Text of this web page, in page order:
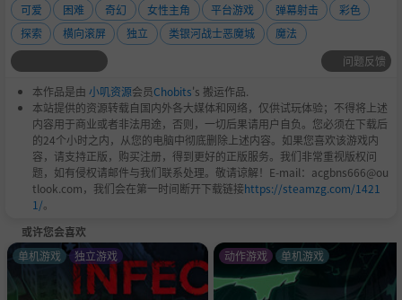
可爱
困难 奇幻 女性主角 平台游戏 弹幕射击
彩色
探索
横向滚屏 独立 类银河战士恶魔城
魔法
问题反馈
本作品是由 小叽资源会员Chobits's 搬运作品.
本站提供的资源转载自国内外各大媒体和网络，仅供试玩体验；不得将上述
内容用于商业或者非法用途，否则，一切后果请用户自负。您必须在下载后
的24个小时之内，从您的电脑中彻底删除上述内容。如果您喜欢该游戏内
容，请支持正版，购买注册，得到更好的正版服务。我们非常重视版权问
题，如有侵权请邮件与我们联系处理。敬请谅解！E-mail：acgbns666@ou
tlook.com，我们会在第一时间断开下载链接https://steamzg.com/1421
1/。
或许您会喜欢
单机游戏 独立游戏 动作游戏 单机游戏